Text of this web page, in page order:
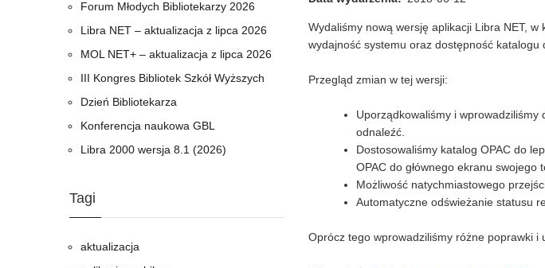
Wydaliśmy nową wersję aplikacji Libra NET,
wydajność systemu oraz dostępność katalogu
Przegląd zmian w tej wersji:
Uporządkowaliśmy i wprowadziliśmy
odnaleźć.
Dostosowaliśmy katalog OPAC do
OPAC do głównego ekranu
Możliwość natychmiastowego
Automatyczne odświeżanie statusu
Oprócz tego wprowadziliśmy różne poprawki i
Forum Młodych Bibliotekarzy 2026
Libra NET – aktualizacja z lipca 2026
MOL NET+ – aktualizacja z lipca 2026
III Kongres Bibliotek Szkół Wyższych
Dzień Bibliotekarza
Konferencja naukowa GBL
Libra 2000 wersja 8.1 (2026)
Tagi
aktualizacja